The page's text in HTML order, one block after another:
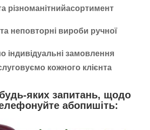
різноманітнийасортимент
та неповторні вироби ручної
індивідуальні замовлення
кожного клієнта
яких запитань, щодо
абопишіть: